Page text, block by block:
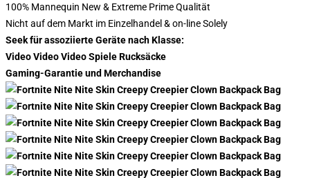
100% Mannequin New & Extreme Prime Qualität
Nicht auf dem Markt im Einzelhandel & on-line Solely
Seek für assoziierte Geräte nach Klasse:
Video Video Video Spiele Rucksäcke
Gaming-Garantie und Merchandise